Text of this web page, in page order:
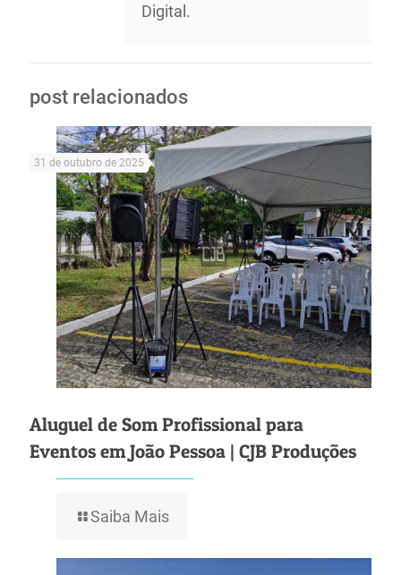
Digital.
post relacionados
31 de outubro de 2025
Aluguel de Som Profissional para
Eventos em João Pessoa | CJB Produções
Saiba Mais